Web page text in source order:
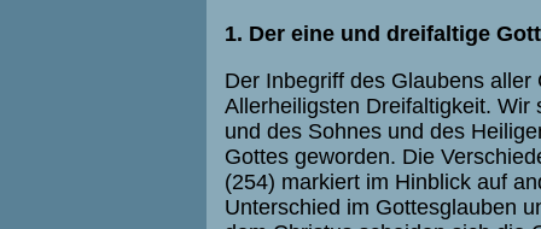
1. Der eine und dreifaltige
Der Inbegriff des Glaubens
Allerheiligsten Dreifaltigkeit. Wir
und des Sohnes und des
Gottes geworden. Die
(254) markiert im Hinblick auf
Unterschied im Gottesglauben